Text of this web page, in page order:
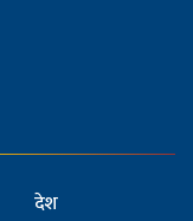
देश